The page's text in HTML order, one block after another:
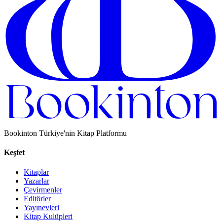
Bookinton Türkiye'nin Kitap Platformu
Keşfet
Kitaplar
Yazarlar
Çevirmenler
Editörler
Yayınevleri
Kitap Kulüpleri